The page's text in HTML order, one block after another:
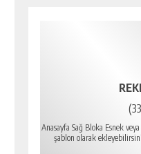
Anasayfa Sağ Bloka Esnek
şablon olarak